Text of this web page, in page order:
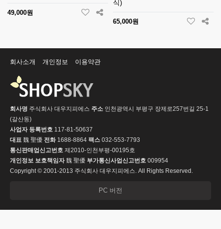
49,000원
식)
65,000원
회사소개 개인정보 이용약관
회사명 주식회사 대우지피에스 주소 인천광역시 부평구 장제로257번길 25-1
(갈산동)
사업자 등록번호 117-81-50637
대표 魏 聖優 전화1688-8864 팩스 032-553-7793
통신판매업신고번호 제2010-인천부평-00195호
개인정보 보호책임자魏 聖優 부가통신사업신고번호 009954
Copyright © 2001-2013 주식회사 대우지피에스. All Rights Reserved.
PC 버전